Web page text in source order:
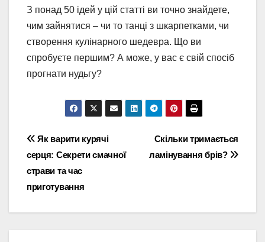
З понад 50 ідей у цій статті ви точно знайдете,
чим зайнятися – чи то танці з шкарпетками, чи
створення кулінарного шедевра. Що ви
спробуєте першим? А може, у вас є свій спосіб
прогнати нудьгу?
Навігація
записів
Скільки тримається
ламінування брів?
Як варити курячі
серця: Секрети смачної
страви та час
приготування